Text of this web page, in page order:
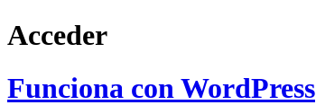
Acceder
Funciona con WordPress